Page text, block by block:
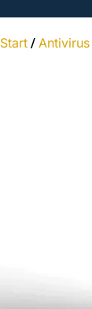
Start / Antivirus